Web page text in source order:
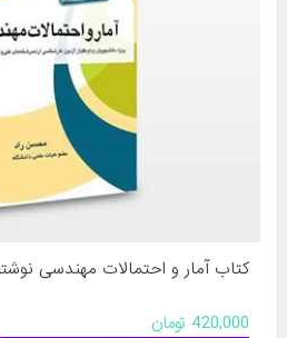
کتاب آمار و احتمالات مهندسی
420,000 تومان